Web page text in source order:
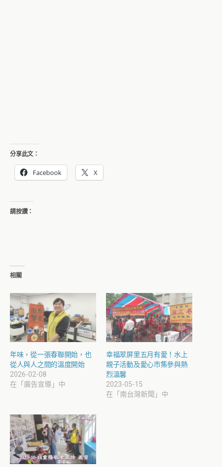
分享此文：
Facebook X
請按讚：
相關
年味，從一張春聯開始，也
從人與人之間的溫度開始
2026-02-08
在「廣告宣導」中
幸福翠屏里五月有愛！水上
親子活動及愛心市集參與熱
烈溫馨
2023-05-15
在「南台灣新聞」中